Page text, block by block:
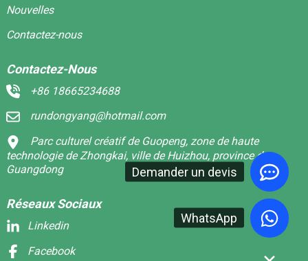
Demander un devis
WhatsApp
Nouvelles
Contactez-nous
Contactez-Nous
+86 18665234688
rundongyang@hotmail.com
Parc culturel créatif de Guopeng, zone de haute
technologie de Zhongkai, ville de Huizhou, province du
Guangdong
Réseaux Sociaux
Linkedin
Facebook